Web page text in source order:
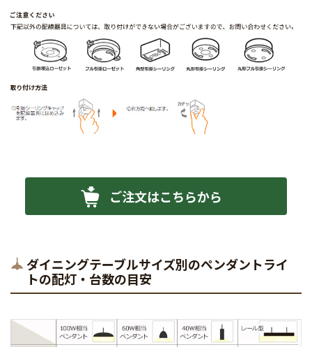
ご注文はこちらから
ダイニングテーブルサイズ別のペンダントライ
トの配灯・台数の目安